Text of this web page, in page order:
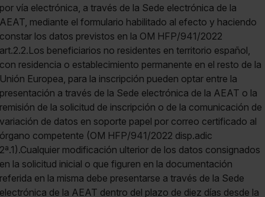
por vía electrónica, a través de la Sede electrónica de la
AEAT, mediante el formulario habilitado al efecto y haciendo
constar los datos previstos en la OM HFP/941/2022
art.2.2.Los beneficiarios no residentes en territorio español,
con residencia o establecimiento permanente en el resto de la
Unión Europea, para la inscripción pueden optar entre la
presentación a través de la Sede electrónica de la AEAT o la
remisión de la solicitud de inscripción o de la comunicación de
variación de datos en soporte papel por correo certificado al
órgano competente (OM HFP/941/2022 disp.adic
2ª.1).Cualquier modificación ulterior de los datos consignados
en la solicitud inicial o que figuren en la documentación
referida en la misma debe presentarse a través de la Sede
electrónica de la AEAT dentro del plazo de diez días desde la